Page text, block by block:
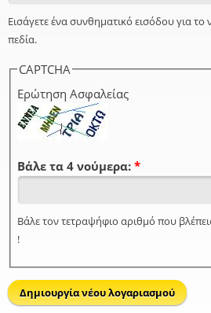
Εισάγετε ένα συνθηματικό εισόδου για
πεδία.
CAPTCHA
Ερώτηση Ασφαλείας
Βάλε τα 4 νούμερα: *
Βάλε τον τετραψήφιο αριθμό που
!